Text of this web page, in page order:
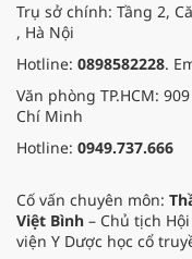
Trụ sở chính: Tầng 2,
, Hà Nội
Hotline: 0898582228.
Văn phòng TP.HCM:
Chí Minh
Hotline: 0949.737.666
Cố vấn chuyên môn:
Việt Bình – Chủ tịch
viện Y Dược học cổ